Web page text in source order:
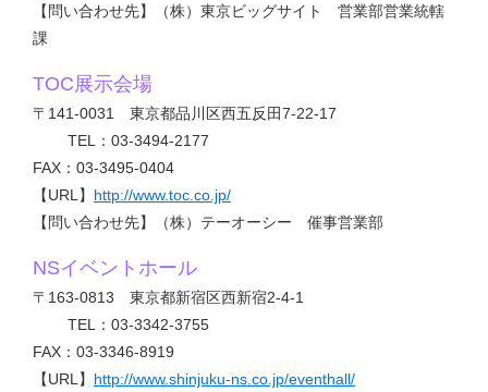
【問い合わせ先】（株）東京ビッグサイト 営業部営業統轄
課
TOC展示会場
〒141-0031 東京都品川区西五反田7-22-17
TEL：03-3494-2177
FAX：03-3495-0404
【URL】 http://www.toc.co.jp/
【問い合わせ先】（株）テーオーシー 催事営業部
NSイベントホール
〒163-0813 東京都新宿区西新宿2-4-1
TEL：03-3342-3755
FAX：03-3346-8919
【URL】 http://www.shinjuku-ns.co.jp/eventhall/